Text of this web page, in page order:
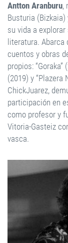
Antton Aranburu,
Busturia
su vida a
literatura.
cuentos y obras
propios: “Goraka”
(2019) y “Plazera
ChickJuarez,
participación en
como profesor y
Vitoria-Gasteiz
vasca.